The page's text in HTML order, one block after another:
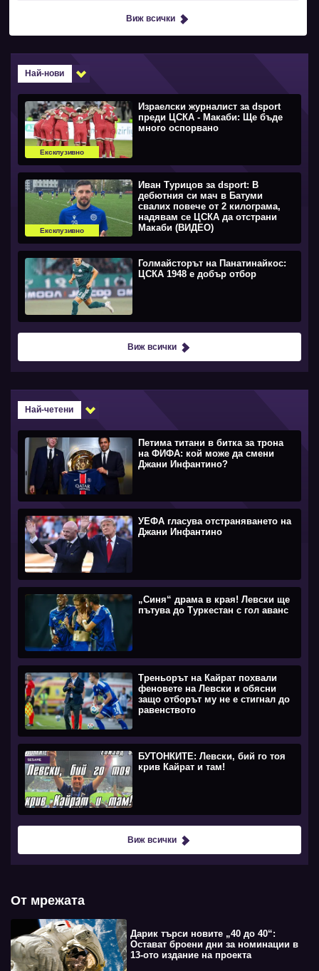
Виж всички
Най-нови
Ексклузивно
Израелски журналист за dsport
преди ЦСКА - Макаби: Ще бъде
много оспорвано
Ексклузивно
Иван Турицов за dsport: В
дебютния си мач в Батуми
свалих повече от 2 килограма,
надявам се ЦСКА да отстрани
Макаби (ВИДЕО)
Голмайсторът на Панатинайкос:
ЦСКА 1948 е добър отбор
Виж всички
Най-четени
Петима титани в битка за трона
на ФИФА: кой може да смени
Джани Инфантино?
УЕФА гласува отстраняването на
Джани Инфантино
„Синя“ драма в края! Левски ще
пътува до Туркестан с гол аванс
Треньорът на Кайрат похвали
феновете на Левски и обясни
защо отборът му не е стигнал до
равенството
БУТОНКИТЕ: Левски, бий го тоя
крив Кайрат и там!
Виж всички
От мрежата
Дарик търси новите „40 до 40“:
Остават броени дни за номинации в
13-ото издание на проекта